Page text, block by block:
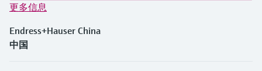
更多信息
Endress+Hauser China
中国